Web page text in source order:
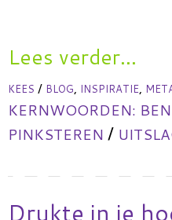
Lees verder...
KEES / BLOG, INSPIRATIE,
KERNWOORDEN:
PINKSTEREN /
Drukte in je